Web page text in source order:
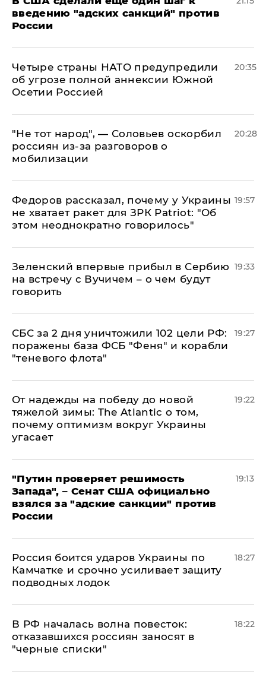
введению "адских санкций" против
России
Четыре страны НАТО предупредили
об угрозе полной аннексии Южной
Осетии Россией
20:35
​"Не тот народ", — Соловьев оскорбил
россиян из-за разговоров о
мобилизации
20:28
Федоров рассказал, почему у Украины
не хватает ракет для ЗРК Patriot: "Об
этом неоднократно говорилось"
19:57
Зеленский впервые прибыл в Сербию
на встречу с Вучичем – о чем будут
говорить
19:33
СБС за 2 дня уничтожили 102 цели РФ:
поражены база ФСБ "Феня" и корабли
"теневого флота"
19:27
От надежды на победу до новой
тяжелой зимы: The Atlantic о том,
почему оптимизм вокруг Украины
угасает
19:22
"Путин проверяет решимость
Запада", – Сенат США официально
взялся за "адские санкции" против
России
19:13
Россия боится ударов Украины по
Камчатке и срочно усиливает защиту
подводных лодок
18:27
​В РФ началась волна повесток:
отказавшихся россиян заносят в
"черные списки"
18:22